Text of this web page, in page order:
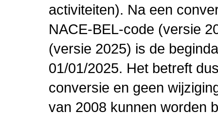
activiteiten). Na een
NACE-BEL-code (versie
(versie 2025) is de
01/01/2025. Het betreft
conversie en geen
van 2008 kunnen worden